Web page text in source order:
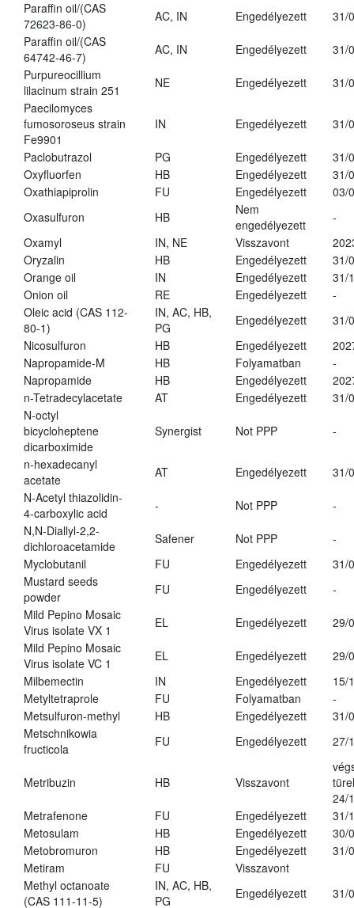
Paraffin oil/(CAS
72623-86-0)
AC, IN Engedélyezett
31/
Paraffin oil/(CAS
64742-46-7)
AC, IN Engedélyezett
31/
Purpureocillium
lilacinum strain 251
NE Engedélyezett
31/
Paecilomyces
fumosoroseus strain
Fe9901
IN Engedélyezett 31/
Paclobutrazol PG Engedélyezett
31/
Oxyfluorfen
HB Engedélyezett
31/
Oxathiapiprolin
FU Engedélyezett
03/
Oxasulfuron
HB
Nem
engedélyezett
-
Oxamyl
IN, NE Visszavont
Oryzalin
HB Engedélyezett
31/
Orange oil
IN Engedélyezett
31/
Onion oil
RE Engedélyezett
-
Oleic acid (CAS 112-
80-1)
IN, AC, HB,
PG
Engedélyezett
31/
Nicosulfuron
HB Engedélyezett
Napropamide-M
HB Folyamatban
-
Napropamide
HB Engedélyezett
n-Tetradecylacetate
AT Engedélyezett
31/
N-octyl
bicycloheptene
dicarboximide
Synergist Not PPP -
n-hexadecanyl
acetate
AT Engedélyezett
31/
N-Acetyl thiazolidin-
4-carboxylic acid
- Not PPP
-
N,N-Diallyl-2,2-
dichloroacetamide
Safener Not PPP
-
Myclobutanil
FU Engedélyezett
31/
Mustard seeds
powder
FU Engedélyezett
-
Mild Pepino Mosaic
Virus isolate VX 1
EL Engedélyezett
29/
Mild Pepino Mosaic
Virus isolate VC 1
EL Engedélyezett
29/
Milbemectin
IN Engedélyezett
15/
Metyltetraprole
FU Folyamatban
-
Metsulfuron-methyl
HB Engedélyezett
31/
Metschnikowia
fructicola
FU Engedélyezett 27/
Metribuzin HB Visszavont
24/
Metrafenone
FU Engedélyezett
31/
Metosulam
HB Engedélyezett
30/
Metobromuron
HB Engedélyezett
31/
Metiram
FU
Visszavont
Methyl octanoate
(CAS 111-11-5)
IN, AC, HB,
PG
Engedélyezett
31/